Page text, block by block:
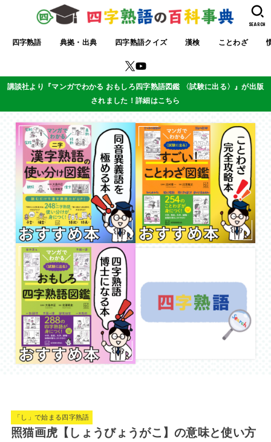
四字熟語 典拠・出典 四字熟語クイズ 漢検 ことわざ
SEARCH
講談社より『マンガでわかる おもしろ四字熟語図鑑 〈試験に出る〉』が出版
されました！詳細はこちら
「し」で始まる四字熟語
照猫画虎【しょうびょうがこ】の意味と使い方